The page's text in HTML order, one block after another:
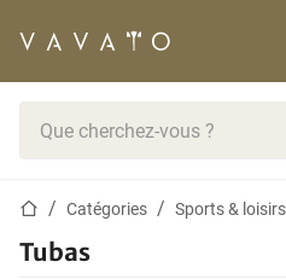
Page d'accueil
Catégories Sports & loisirs
Tubas